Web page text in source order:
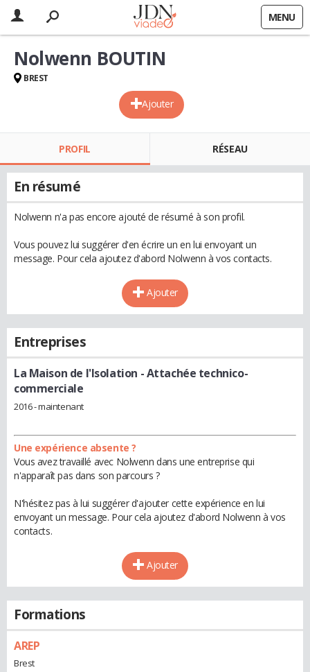
MENU
Ajouter
Nolwenn BOUTIN
BREST
PROFIL RÉSEAU
En résumé
Nolwenn n'a pas encore ajouté de résumé à son profil.
Vous pouvez lui suggérer d'en écrire un en lui envoyant un
message. Pour cela ajoutez d'abord Nolwenn à vos contacts.
Ajouter
Entreprises
La Maison de l'Isolation - Attachée technico-
commerciale
2016 - maintenant
Une expérience absente ?
Vous avez travaillé avec Nolwenn dans une entreprise qui
n'apparaît pas dans son parcours ?
N'hésitez pas à lui suggérer d'ajouter cette expérience en lui
envoyant un message. Pour cela ajoutez d'abord Nolwenn à vos
contacts.
Ajouter
Formations
AREP
Brest